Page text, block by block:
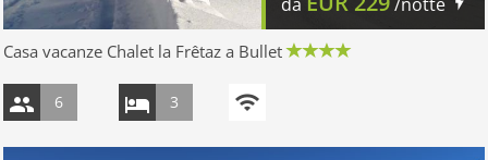
Casa vacanze Chalet la Frêtaz a Bullet
6 3